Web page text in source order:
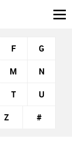
F G
M N
T U
Z #